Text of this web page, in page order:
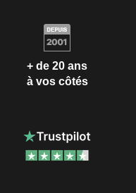
+ de 20 ans
à vos côtés